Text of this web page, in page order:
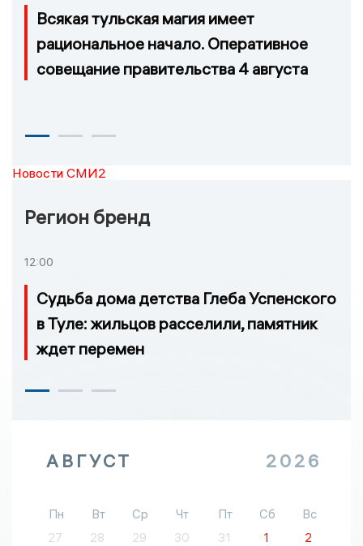
Всякая тульская магия имеет
рациональное начало. Оперативное
совещание правительства 4 августа
Новости СМИ2
Регион бренд
12:00
Судьба дома детства Глеба Успенского
в Туле: жильцов расселили, памятник
ждет перемен
АВГУСТ 2026
Пн Вт Ср Чт Пт Сб
Вс
27
28 29 30 31 1
2